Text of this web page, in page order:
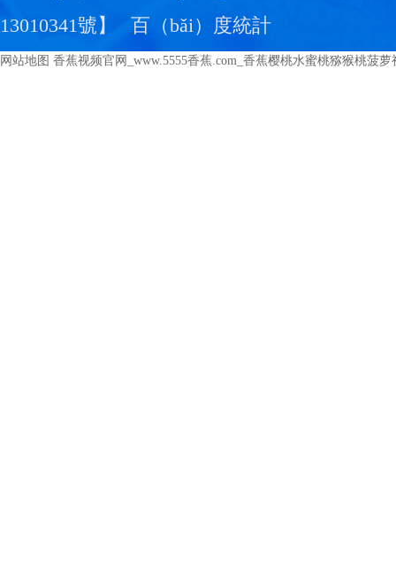
13010341號 】 百（bǎi）度統計
网站地图 香蕉视频官网_www.5555香蕉.com_香蕉樱桃水蜜桃猕猴桃菠